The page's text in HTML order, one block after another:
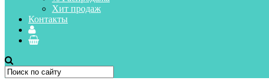
Хит продаж
Контакты